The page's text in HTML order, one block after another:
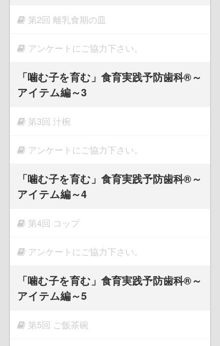
第2回 離乳食期の皿
アンケートにご協力下さい。
「噛む子を育む」食育実践予防歯科®～
アイテム編～3
第3回 汁椀
アンケートにご協力下さい。
「噛む子を育む」食育実践予防歯科®～
アイテム編～4
第4回 コップ
アンケートにご協力下さい。
「噛む子を育む」食育実践予防歯科®～
アイテム編～5
第5回 ご飯茶碗